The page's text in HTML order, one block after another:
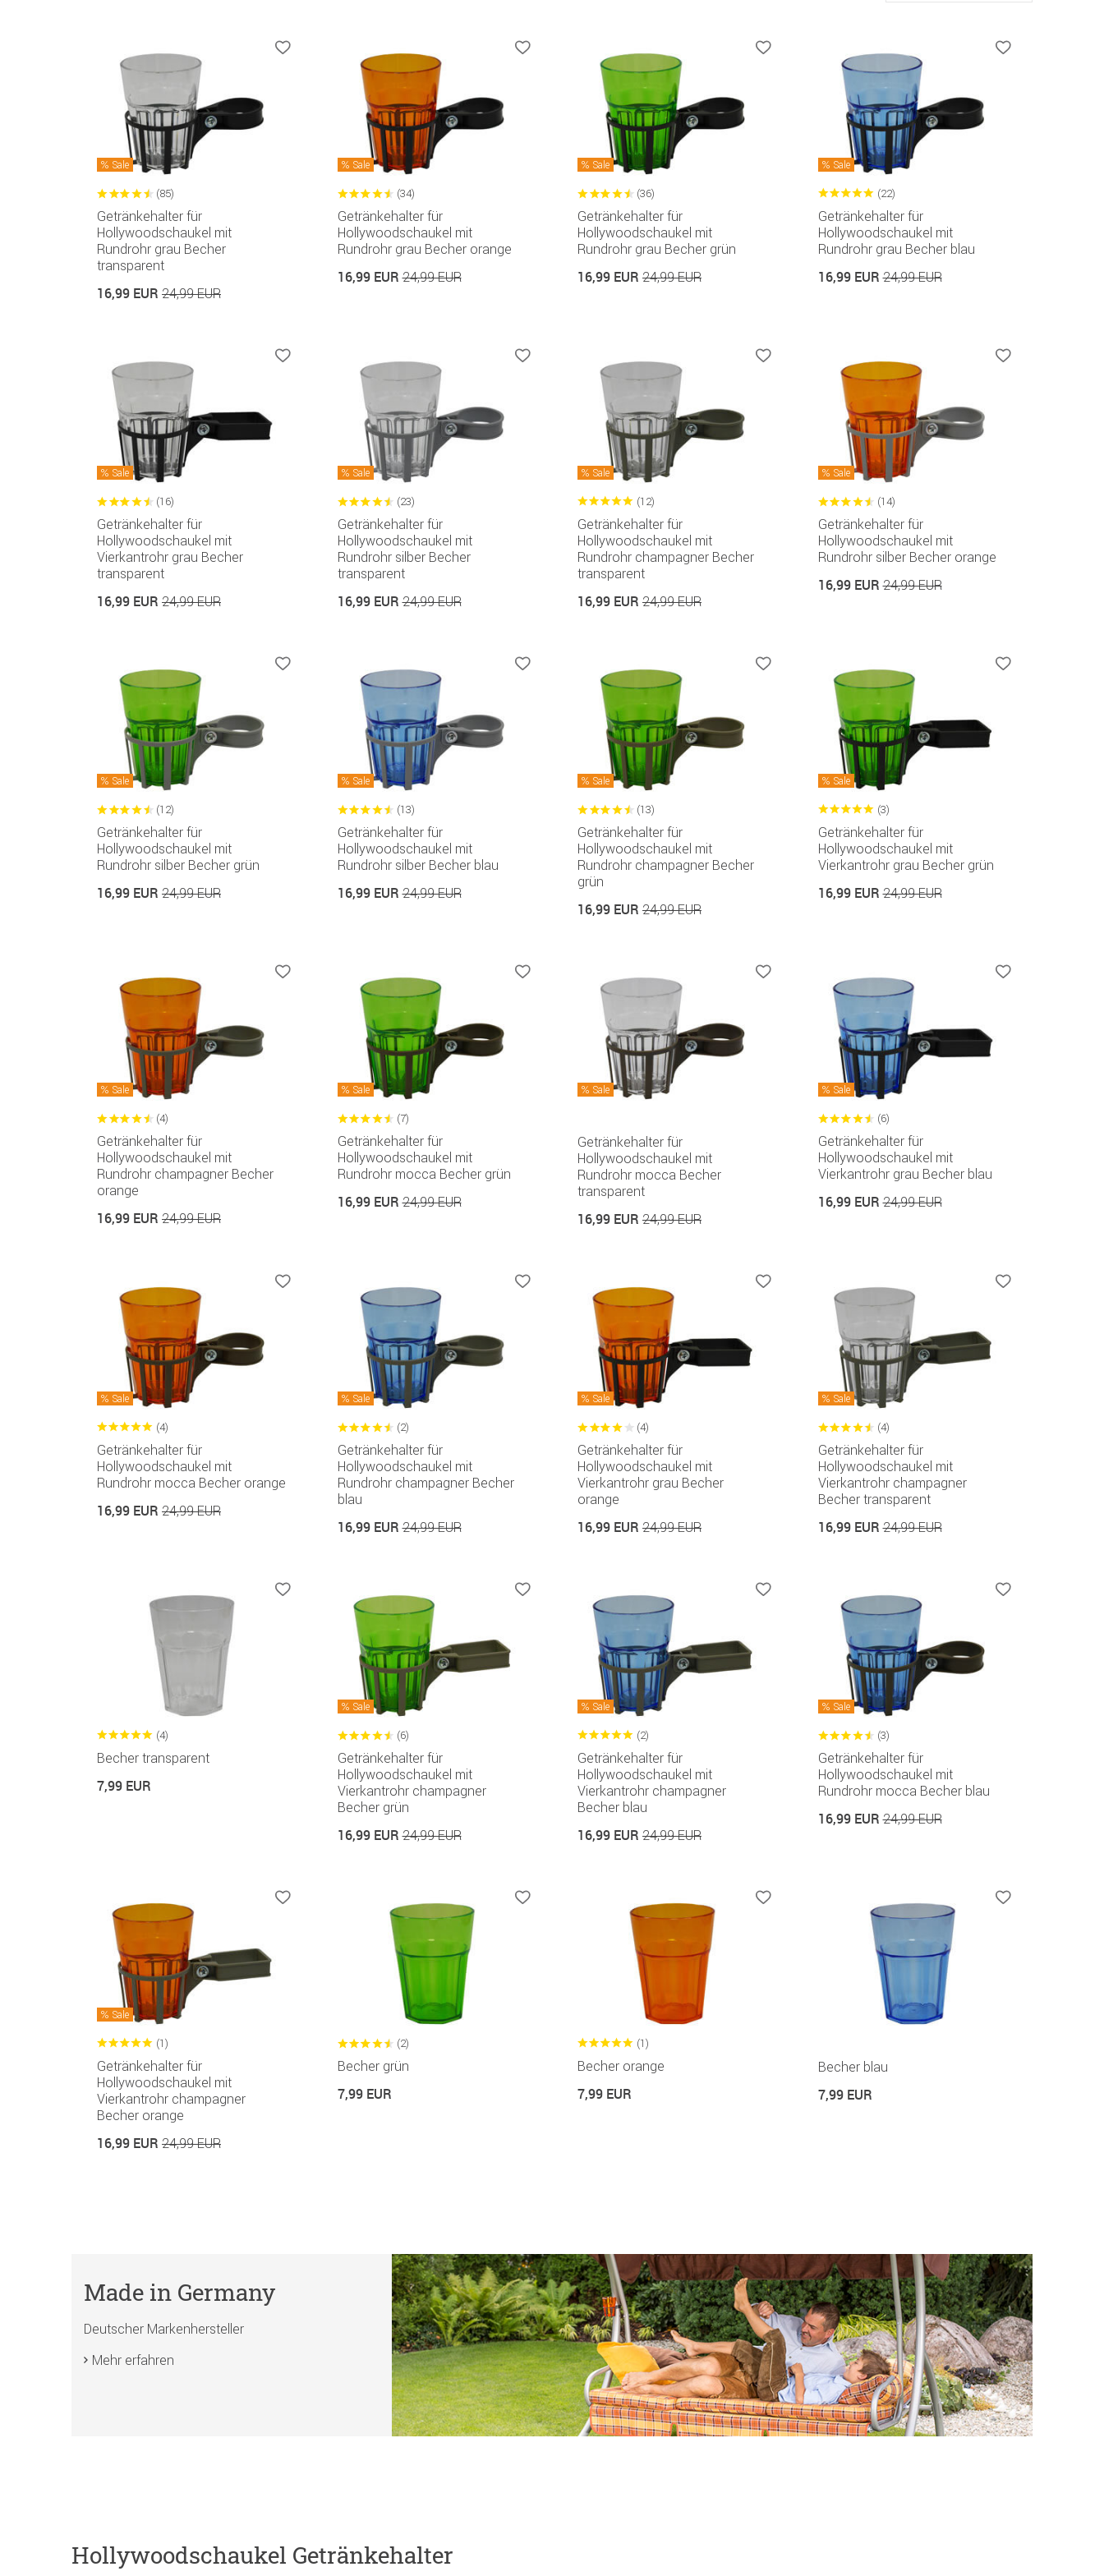
Sale
(85)
Getränkehalter für
Hollywoodschaukel mit
Rundrohr grau Becher
transparent
16,99 EUR 24,99 EUR
Sale
(34)
Getränkehalter für
Hollywoodschaukel mit
Rundrohr grau Becher orange
16,99 EUR24,99 EUR
Sale
(36)
Getränkehalter für
Hollywoodschaukel mit
Rundrohr grau Becher grün
16,99 EUR 24,99 EUR
Sale
(22)
Getränkehalter für
Hollywoodschaukel mit
Rundrohr grau Becher blau
16,99 EUR24,99 EUR
Sale
(16)
Getränkehalter für
Hollywoodschaukel mit
Vierkantrohr grau Becher
transparent
16,99 EUR 24,99 EUR
Sale
(23)
Getränkehalter für
Hollywoodschaukel mit
Rundrohr silber Becher
transparent
16,99 EUR24,99 EUR
Sale
(12)
Getränkehalter für
Hollywoodschaukel mit
Rundrohr champagner Becher
transparent
16,99 EUR 24,99 EUR
Sale
(14)
Getränkehalter für
Hollywoodschaukel mit
Rundrohr silber Becher orange
16,99 EUR24,99 EUR
Sale
(12)
Getränkehalter für
Hollywoodschaukel mit
Rundrohr silber Becher grün
16,99 EUR 24,99 EUR
Sale
(13)
Getränkehalter für
Hollywoodschaukel mit
Rundrohr silber Becher blau
16,99 EUR24,99 EUR
Sale
(13)
Getränkehalter für
Hollywoodschaukel mit
Rundrohr champagner Becher
grün
16,99 EUR 24,99 EUR
Sale
(3)
Getränkehalter für
Hollywoodschaukel mit
Vierkantrohr grau Becher grün
16,99 EUR24,99 EUR
Sale
(4)
Getränkehalter für
Hollywoodschaukel mit
Rundrohr champagner Becher
orange
16,99 EUR 24,99 EUR
Sale
(7)
Getränkehalter für
Hollywoodschaukel mit
Rundrohr mocca Becher grün
16,99 EUR24,99 EUR
Sale
Getränkehalter für
Hollywoodschaukel mit
Rundrohr mocca Becher
transparent
16,99 EUR 24,99 EUR
Sale
(6)
Getränkehalter für
Hollywoodschaukel mit
Vierkantrohr grau Becher blau
16,99 EUR24,99 EUR
Sale
(4)
Getränkehalter für
Hollywoodschaukel mit
Rundrohr mocca Becher orange
16,99 EUR 24,99 EUR
Sale
(2)
Getränkehalter für
Hollywoodschaukel mit
Rundrohr champagner Becher
blau
16,99 EUR24,99 EUR
Sale
(4)
Getränkehalter für
Hollywoodschaukel mit
Vierkantrohr grau Becher
orange
16,99 EUR 24,99 EUR
Sale
(4)
Getränkehalter für
Hollywoodschaukel mit
Vierkantrohr champagner
Becher transparent
16,99 EUR24,99 EUR
(4)
Becher transparent
7,99 EUR
Sale
(6)
Getränkehalter für
Hollywoodschaukel mit
Vierkantrohr champagner
Becher grün
16,99 EUR24,99 EUR
Sale
(2)
Getränkehalter für
Hollywoodschaukel mit
Vierkantrohr champagner
Becher blau
16,99 EUR 24,99 EUR
Sale
(3)
Getränkehalter für
Hollywoodschaukel mit
Rundrohr mocca Becher blau
16,99 EUR24,99 EUR
Sale
(1)
Getränkehalter für
Hollywoodschaukel mit
Vierkantrohr champagner
Becher orange
16,99 EUR 24,99 EUR
(2)
Becher grün
7,99 EUR
(1)
Becher orange
7,99 EUR
Becher blau
7,99 EUR
Made in Germany
Deutscher Markenhersteller
Mehr erfahren
Hollywoodschaukel Getränkehalter